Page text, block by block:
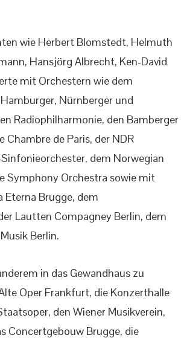
wie Herbert Blomstedt, Helmuth
Hansjörg Albrecht, Ken-David
mit Orchestern wie dem
Nürnberger und
Radiophilharmonie, den Bamberger
de Paris, der NDR
dem Norwegian
Symphony Orchestra sowie mit
Eterna Brugge, dem
Lautten Compagney Berlin, dem
Berlin.
in das Gewandhaus zu
Oper Frankfurt, die Konzerthalle
den Wiener Musikverein,
Concertgebouw Brugge, die